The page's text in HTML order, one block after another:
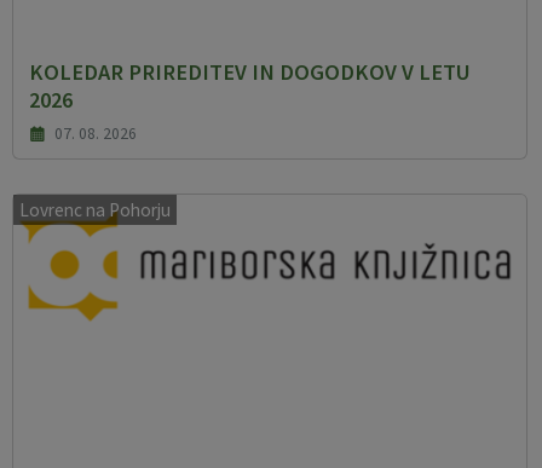
KOLEDAR PRIREDITEV IN DOGODKOV V LETU
2026
07. 08. 2026
Lovrenc na Pohorju